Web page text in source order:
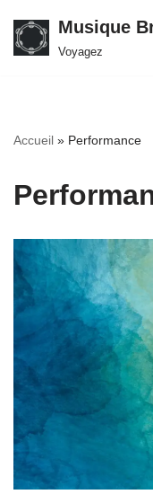
Aller
Musique
Voyagez
Accueil » Performance